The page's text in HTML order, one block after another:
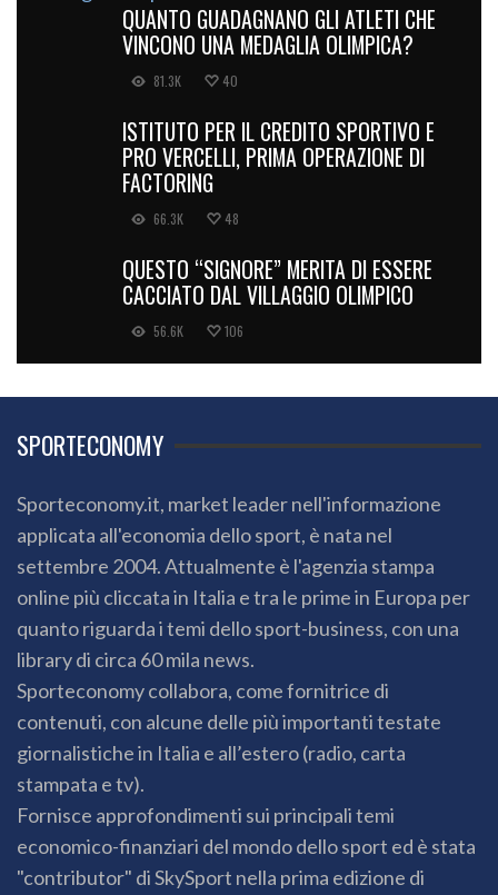
QUANTO GUADAGNANO GLI ATLETI CHE
VINCONO UNA MEDAGLIA OLIMPICA?
81.3K 40
ISTITUTO PER IL CREDITO SPORTIVO E
PRO VERCELLI, PRIMA OPERAZIONE DI
FACTORING
66.3K 48
QUESTO “SIGNORE” MERITA DI ESSERE
CACCIATO DAL VILLAGGIO OLIMPICO
56.6K 106
SPORTECONOMY
Sporteconomy.it, market leader nell'informazione
applicata all'economia dello sport, è nata nel
settembre 2004. Attualmente è l'agenzia stampa
online più cliccata in Italia e tra le prime in Europa per
quanto riguarda i temi dello sport-business, con una
library di circa 60 mila news.
Sporteconomy collabora, come fornitrice di
contenuti, con alcune delle più importanti testate
giornalistiche in Italia e all’estero (radio, carta
stampata e tv).
Fornisce approfondimenti sui principali temi
economico-finanziari del mondo dello sport ed è stata
"contributor" di SkySport nella prima edizione di